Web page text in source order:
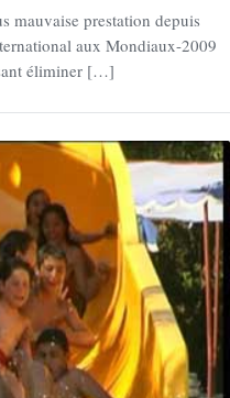
mauvaise prestation depuis
aux Mondiaux-2009
éliminer […]